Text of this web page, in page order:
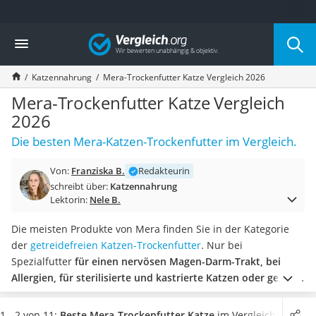
Die beliebtesten Vergleiche nach Kategorie
Drogerie
Inhalator
Haarschneider
Rollator
Braun Rasierer
Katzenklappe (Chip)
Rasierer
Massagepistole
Epilierer
Eiweißpulver
Magnesiumpräparat
Katzenklappe
Nackenmassagegerät
Zeckenschutz Katze
Vergleich
Katzennahrung Mera-Trockenfutter Katze Vergleich 2026
Mera-Trockenfutter Katze Vergleich
2026
Die besten Mera-Katzen-Trockenfutter im Vergleich.
Von: Franziska B.
Redakteurin
schreibt über: Katzennahrung
Lektorin: Nele B.
Die meisten Produkte von Mera finden Sie in der Kategorie
der getreidefreien Katzen-Trockenfutter. Nur bei
Spezialfutter für einen nervösen Magen-Darm-Trakt, bei
Allergien, für sterilisierte und kastrierte Katzen oder gegen
Harnsteineist ein Getreidezusatz gut und sinnvoll. Wählen
Sie jetzt einMera-Trockenfutter für Katzen aus unserer